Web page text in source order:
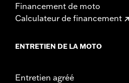
Financement de moto
Calculateur de financement
ENTRETIEN DE LA MOTO
Entretien agréé